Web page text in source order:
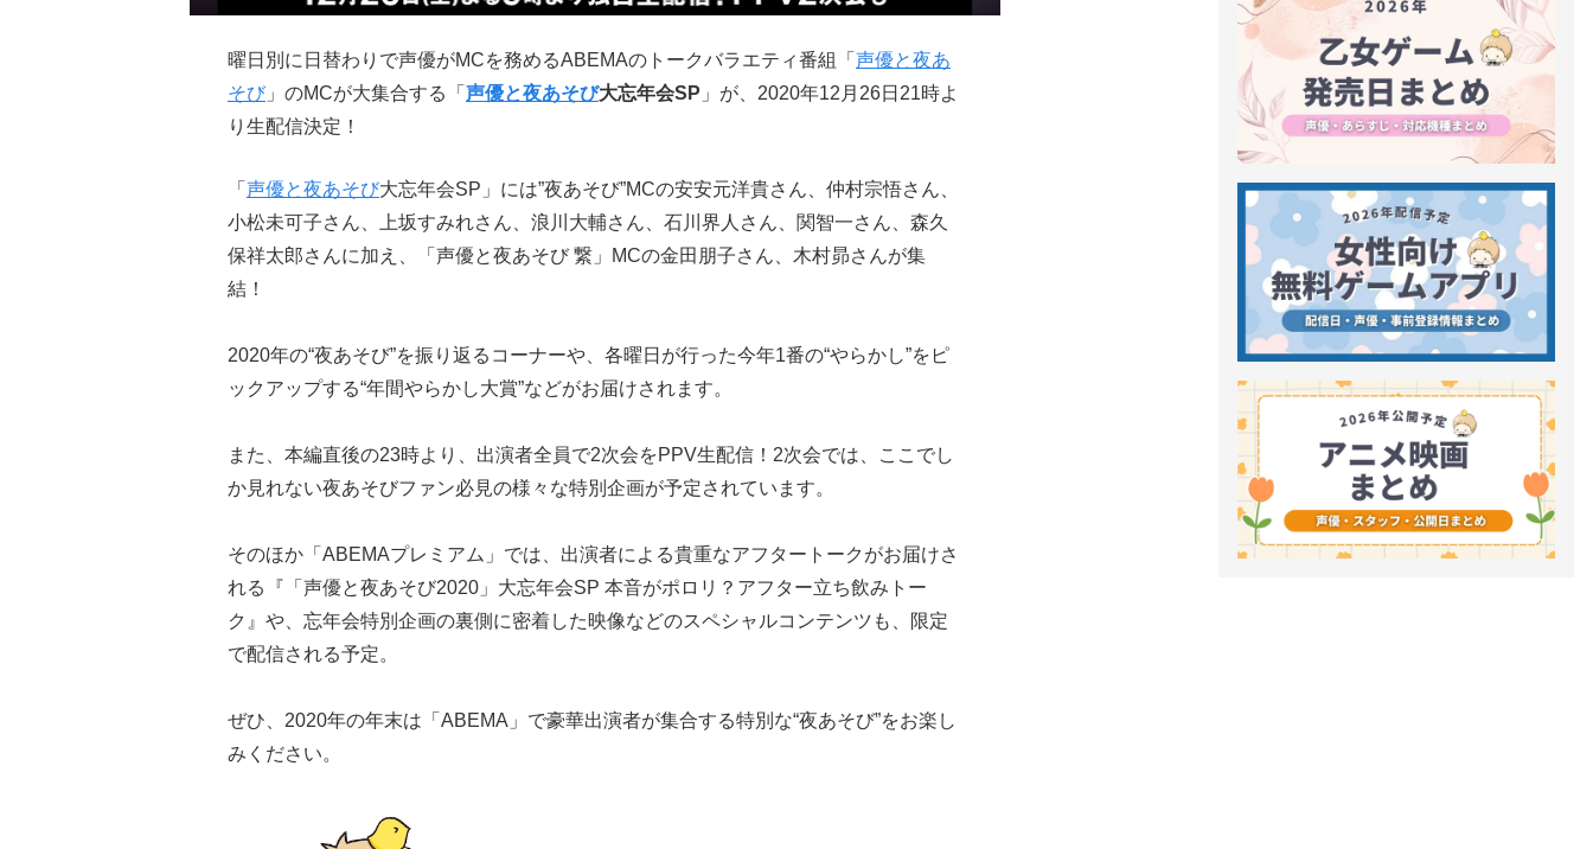
曜日別に日替わりで声優がMCを務めるABEMAのトークバラエティ番組「 声優と夜あ
そび」のMCが大集合する「 声優と夜あそび大忘年会SP 」が、2020年12月26日21時よ
り生配信決定！
「 声優と夜あそび大忘年会SP」には”夜あそび”MCの安安元洋貴さん、仲村宗悟さん、
小松未可子さん、上坂すみれさん、浪川大輔さん、石川界人さん、関智一さん、森久
保祥太郎さんに加え、「声優と夜あそび 繋」MCの金田朋子さん、木村昴さんが集
結！
2020年の“夜あそび”を振り返るコーナーや、各曜日が行った今年1番の“やらかし”をピ
ックアップする“年間やらかし大賞”などがお届けされます。
また、本編直後の23時より、出演者全員で2次会をPPV生配信！2次会では、ここでし
か見れない夜あそびファン必見の様々な特別企画が予定されています。
そのほか「ABEMAプレミアム」では、出演者による貴重なアフタートークがお届けさ
れる『「声優と夜あそび2020」大忘年会SP 本音がポロリ？アフター立ち飲みトー
ク』や、忘年会特別企画の裏側に密着した映像などのスペシャルコンテンツも、限定
で配信される予定。
ぜひ、2020年の年末は「ABEMA」で豪華出演者が集合する特別な“夜あそび”をお楽し
みください。